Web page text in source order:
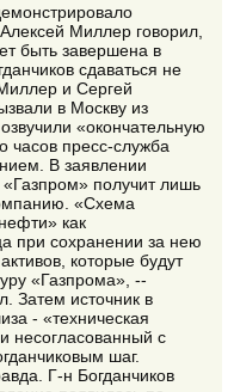
Миллер говорил,
быть завершена в
сдаваться не
и Сергей
в Москву из
«окончательную
часов пресс-служба
В заявлении
получит лишь
«Схема
как
при сохранении за нею
которые будут
«Газпрома», --
Затем источник в
- «техническая
несогласованный с
шаг.
Г-н Богданчиков